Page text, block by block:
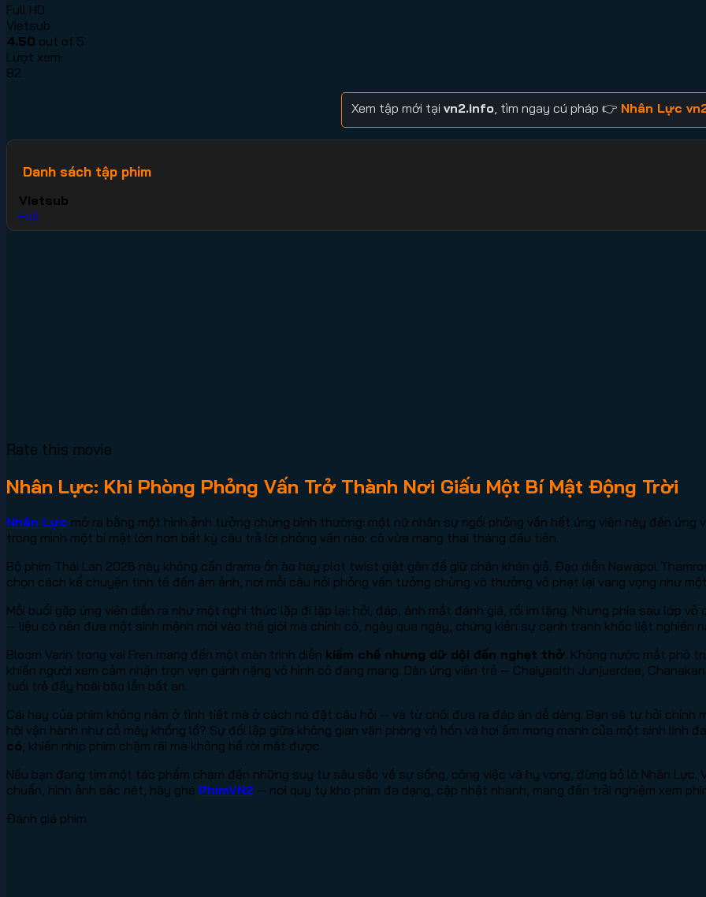
Full HD
Vietsub
4.50 out of 5
Lượt xem:
82
Xem tập mới tại vn2.info, tìm ngay cú pháp 👉 Nhân Lực
Danh sách tập phim
Vietsub
Full
Rate this movie
Nhân Lực: Khi Phòng Phỏng Vấn Trở Thành Nơi Giấu Một Bí Mật Động Trời
Nhân Lực mở ra bằng một hình ảnh tưởng chừng bình thường: một nữ nhân sự ngồi phỏng vấn hết ứng viên này đến ứng
trong mình một bí mật lớn hơn bất kỳ câu trả lời phỏng vấn nào: cô vừa mang thai tháng đầu tiên.
Bộ phim Thái Lan 2026 này không cần drama ồn ào hay plot twist giật gân để giữ chân khán giả. Đạo diễn Nawapol
chọn cách kể chuyện tinh tế đến ám ảnh, nơi mỗi câu hỏi phỏng vấn tưởng chừng vô thưởng vô phạt lại vang vọng như
Mỗi buổi gặp ứng viên diễn ra như một nghi thức lặp đi lặp lại: hỏi, đáp, ánh mắt đánh giá, rồi im lặng. Nhưng phía sau lớp
— liệu có nên đưa một sinh mệnh mới vào thế giới mà chính cô, ngày qua ngày, chứng kiến sự cạnh tranh khốc liệt nghiền
Bloom Varin trong vai Fren mang đến một màn trình diễn kiềm chế nhưng dữ dội đến nghẹt thở. Không nước mắt phô
khiến người xem cảm nhận trọn vẹn gánh nặng vô hình cô đang mang. Dàn ứng viên trẻ — Chaiyasith Junjuerdee,
tuổi trẻ đầy hoài bão lẫn bất an.
Cái hay của phim không nằm ở tình tiết mà ở cách nó đặt câu hỏi — và từ chối đưa ra đáp án dễ dàng. Bạn sẽ tự hỏi chính
hội vận hành như cỗ máy khổng lồ? Sự đối lập giữa không gian văn phòng vô hồn và hơi ấm mong manh của một sinh linh
có , khiến nhịp phim chậm rãi mà không hề rời mắt được.
Nếu bạn đang tìm một tác phẩm chạm đến những suy tư sâu sắc về sự sống, công việc và hy vọng, đừng bỏ lỡ Nhân
chuẩn, hình ảnh sắc nét, hãy ghé PhimVN2 — nơi quy tụ kho phim đa dạng, cập nhật nhanh, mang đến trải nghiệm xem
Đánh giá phim